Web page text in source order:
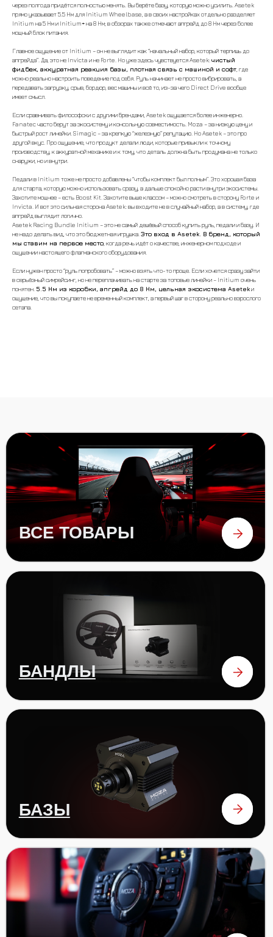
через полгода придётся полностью менять. Вы берёте базу, которую можно усилить. Asetek
прямо указывает 5.5 Нм для Initium Wheelbase, а в своих настройках отдельно разделяет
Initium на 5 Нм и Initium+ на 8 Нм; в обзорах также отмечают апгрейд до 8 Нм через более
мощный блок питания.
Главное ощущение от Initium – он не выглядит как “начальный набор, который терпишь до
апгрейда”. Да, это не Invicta и не Forte. Но уже здесь чувствуется Asetek:чистый
фидбек, аккуратная реакция базы, плотная связь с машиной и софт , где
можно реально настроить поведение под себя. Руль начинает не просто вибрировать, а
передавать загрузку, срыв, бордюр, вес машины и всё то, из-за чего Direct Drive вообще
имеет смысл.
Если сравнивать философски с другими брендами, Asetek ощущается более инженерно.
Fanatec часто берут за экосистему и консольную совместимость. Moza – за низкую цену и
быстрый рост линейки. Simagic – за крепкую “железную” репутацию. Но Asetek – это про
другой вкус. Про ощущение, что продукт делали люди, которые привыкли к точному
производству, к аккуратной механике и к тому, что деталь должна быть продумана не только
снаружи, но и внутри.
Педали в Initium тоже не просто добавлены “чтобы комплект был полным”. Это хорошая база
для старта, которую можно использовать сразу, а дальше спокойно расти внутри экосистемы.
Захотите мощнее – есть Boost Kit. Захотите выше классом – можно смотреть в сторону Forte и
Invicta. И вот это сильная сторона Asetek: вы входите не в случайный набор, а в систему, где
апгрейд выглядит логично.
Asetek Racing Bundle Initium – это не самый дешёвый способ купить руль, педали и базу. И
не надо делать вид, что это бюджетная игрушка. Это вход в Asetek. В бренд, который
мы ставим на первое место , когда речь идёт о качестве, инженерном подходе и
ощущении настоящего флагманского оборудования.
Если нужен просто “руль попробовать” – можно взять что-то проще. Если хочется сразу зайти
в серьёзный симрейсинг, но не переплачивать на старте за топовые линейки – Initium очень
понятен. 5.5 Нм из коробки, апгрейд до 8 Нм, цельная экосистема Asetekи
ощущение, что вы покупаете не временный комплект, а первый шаг в сторону реально взрослого
сетапа.
ВСЕ ТОВАРЫ
БАНДЛЫ
РУЛИ
аксессуары
ПЕДАЛИ
ОТЗЫВЫ